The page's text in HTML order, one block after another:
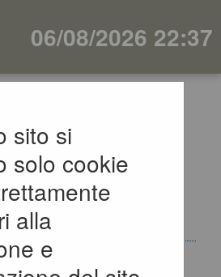
06/08/2026 22:37
riservata SA
sito si
solo cookie
alla
e
AREA
SA
è dedicata